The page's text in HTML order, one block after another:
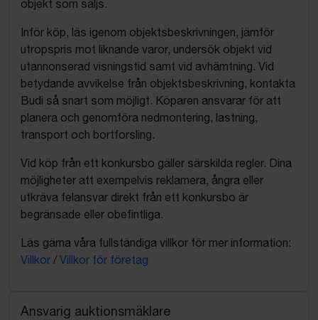
objekt som säljs.
Inför köp, läs igenom objektsbeskrivningen, jämför
utropspris mot liknande varor, undersök objekt vid
utannonserad visningstid samt vid avhämtning. Vid
betydande avvikelse från objektsbeskrivning, kontakta
Budi så snart som möjligt. Köparen ansvarar för att
planera och genomföra nedmontering, lastning,
transport och bortforsling.
Vid köp från ett konkursbo gäller särskilda regler. Dina
möjligheter att exempelvis reklamera, ångra eller
utkräva felansvar direkt från ett konkursbo är
begränsade eller obefintliga.
Läs gärna våra fullständiga villkor för mer information:
Villkor / Villkor för företag
Ansvarig auktionsmäklare